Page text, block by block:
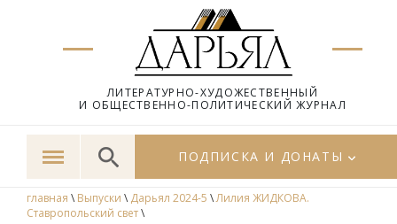
ЛИТЕРАТУРНО-ХУДОЖЕСТВЕННЫЙ
И ОБЩЕСТВЕННО-ПОЛИТИЧЕСКИЙ ЖУРНАЛ
ПОДПИСКА И ДОНАТЫ
главная \ Выпуски \ Дарьял 2024-5 \Лилия ЖИДКОВА.
Ставропольский свет\